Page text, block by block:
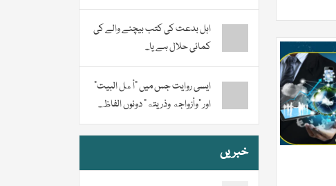
اہل بدعت کی کتب بیچنے والے کی
کمائی حلال ہے یا...
ایسی روایت جس میں “أهل البيت”
اور “وأزواجه وذريته” دونوں الفاظ...
خبریں